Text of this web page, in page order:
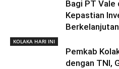
Bagi PT Vale
Kepastian
Berkelanjutan
KOLAKA HARI INI
Pemkab
dengan TNI,